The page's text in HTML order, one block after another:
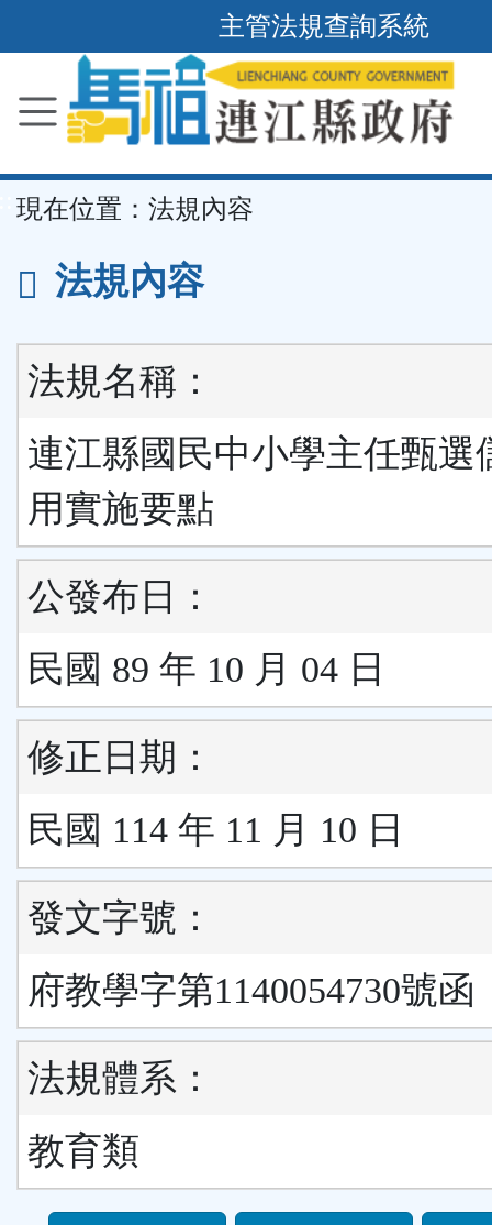
內
容
主管法規查詢系統
現在位置： 法規內容
法規內容
法規名稱：
連江縣國民中小學主任甄選
用實施要點
公發布日：
民國 89 年 10 月 04 日
修正日期：
民國 114 年 11 月 10 日
發文字號：
府教學字第1140054730號函
法規體系：
教育類